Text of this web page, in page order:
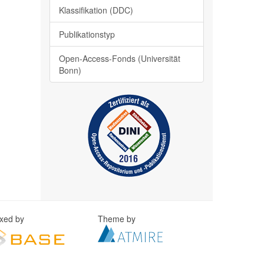
Klassifikation (DDC)
Publikationstyp
Open-Access-Fonds (Universität
Bonn)
by Theme by